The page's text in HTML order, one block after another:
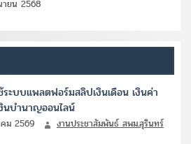
ยน 2568
ระบบแพลตฟอร์มสลิปเงินเดือน เงินค่า
นบำนาญออนไลน์
ม 2569 งานประชาสัมพันธ์ สพม.สุรินทร์